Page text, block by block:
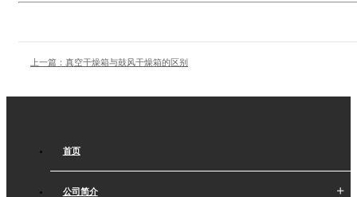
上一篇：真空干燥箱与鼓风干燥箱的区别
首页
公司简介